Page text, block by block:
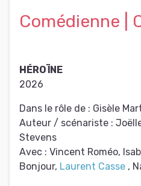
Comédienne |
HÉROÏNE
2026
Dans le rôle de : Gisèle
Auteur / scénariste :
Stevens
Avec : Vincent Roméo,
Bonjour, Laurent Casse ,